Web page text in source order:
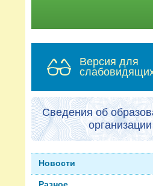
Версия для
Сведения об
организации
Новости